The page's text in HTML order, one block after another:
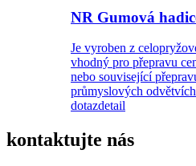
NR Gumová
Je vyroben z
vhodný pro přepravu
nebo související
průmyslových
dotazdetail
kontaktujte nás